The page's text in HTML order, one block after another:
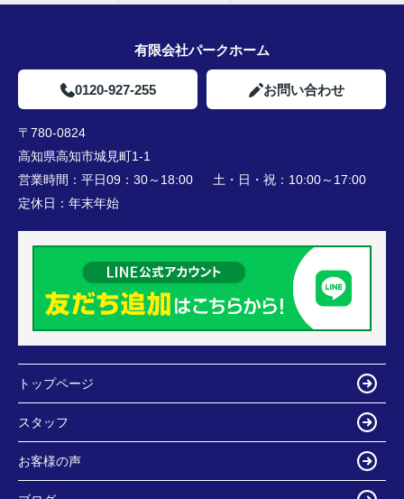
有限会社パークホーム
0120-927-255 お問い合わせ
〒780-0824
高知県高知市城見町1-1
営業時間： 平日09：30～18:00 土・日・祝：10:00～17:00
定休日： 年末年始
トップページ
スタッフ
お客様の声